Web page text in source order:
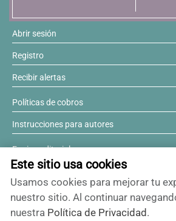
Este sitio usa cookies
Usamos cookies para mejorar tu
nuestro sitio. Al continuar
nuestra Política de Privacidad.
Abrir sesión
Registro
Recibir alertas
Políticas de cobros
Instrucciones para autores
Equipo editorial
Comité editorial
¿Desea ser revisor?
Contactos y soporte